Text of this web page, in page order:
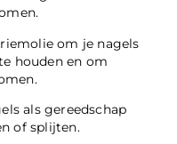
om je nagels
houden en om
als gereedschap
of splijten.